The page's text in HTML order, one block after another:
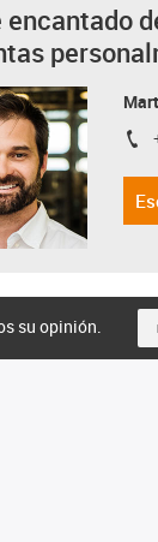
encantado
su opinión.